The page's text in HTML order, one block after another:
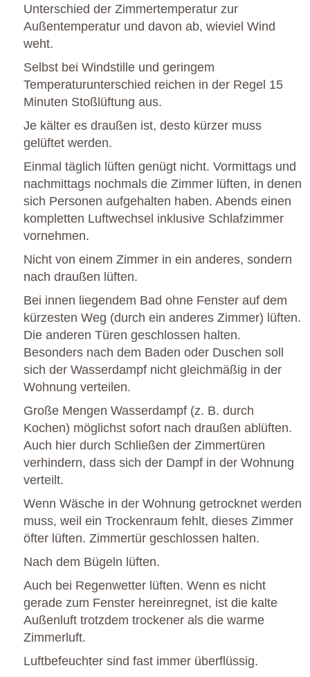
Unterschied der Zimmertemperatur zur
Außentemperatur und davon ab, wieviel Wind
weht.
Selbst bei Windstille und geringem
Temperaturunterschied reichen in der Regel 15
Minuten Stoßlüftung aus.
Je kälter es draußen ist, desto kürzer muss
gelüftet werden.
Einmal täglich lüften genügt nicht. Vormittags und
nachmittags nochmals die Zimmer lüften, in denen
sich Personen aufgehalten haben. Abends einen
kompletten Luftwechsel inklusive Schlafzimmer
vornehmen.
Nicht von einem Zimmer in ein anderes, sondern
nach draußen lüften.
Bei innen liegendem Bad ohne Fenster auf dem
kürzesten Weg (durch ein anderes Zimmer) lüften.
Die anderen Türen geschlossen halten.
Besonders nach dem Baden oder Duschen soll
sich der Wasserdampf nicht gleichmäßig in der
Wohnung verteilen.
Große Mengen Wasserdampf (z. B. durch
Kochen) möglichst sofort nach draußen ablüften.
Auch hier durch Schließen der Zimmertüren
verhindern, dass sich der Dampf in der Wohnung
verteilt.
Wenn Wäsche in der Wohnung getrocknet werden
muss, weil ein Trockenraum fehlt, dieses Zimmer
öfter lüften. Zimmertür geschlossen halten.
Nach dem Bügeln lüften.
Auch bei Regenwetter lüften. Wenn es nicht
gerade zum Fenster hereinregnet, ist die kalte
Außenluft trotzdem trockener als die warme
Zimmerluft.
Luftbefeuchter sind fast immer überflüssig.